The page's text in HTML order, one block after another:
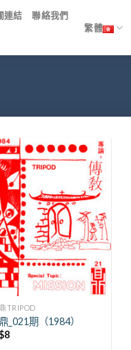
連結 聯絡我們
繁體
+
TRIPOD
_021期（1984）
8